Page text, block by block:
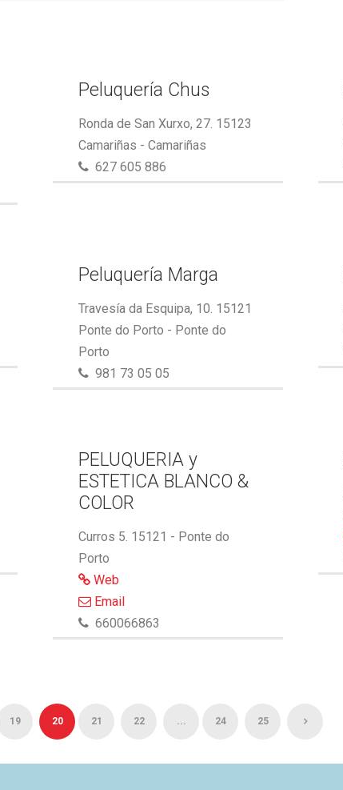
Peluquería Chus
Ronda de San Xurxo, 27. 15123
Camariñas - Camariñas
627 605 886
Peluquería Marga
Travesía da Esquipa, 10. 15121
Ponte do Porto - Ponte do
Porto
981 73 05 05
PELUQUERIA y
ESTETICA BLANCO &
COLOR
Curros 5. 15121 - Ponte do
Porto
Web
Email
660066863
19 20 21 22 ... 24 25